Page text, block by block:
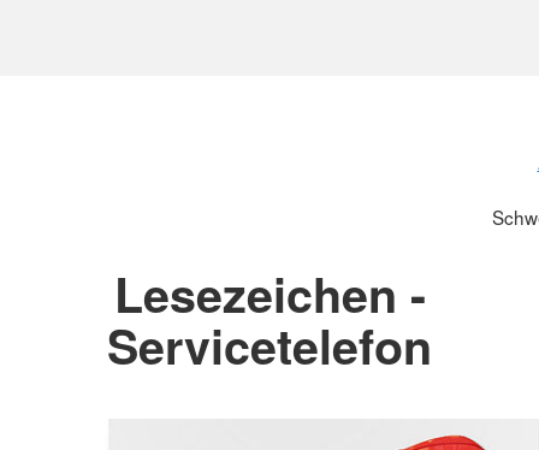
Lesezeichen -
Servicetelefon